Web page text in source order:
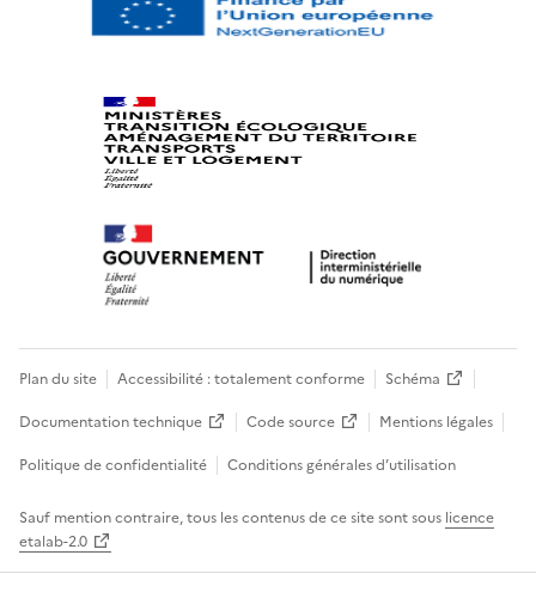
Plan du site Accessibilité : totalement conforme
Schéma
Documentation technique
Code source
Mentions légales
Politique de confidentialité
Conditions générales d’utilisation
Sauf mention contraire, tous les contenus de ce site sont sous licence
etalab-2.0